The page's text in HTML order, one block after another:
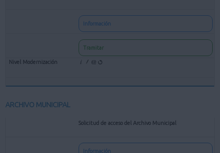
Información
Tramitar
ARCHIVO MUNICIPAL
Solicitud de acceso del Archivo Municipal
Información